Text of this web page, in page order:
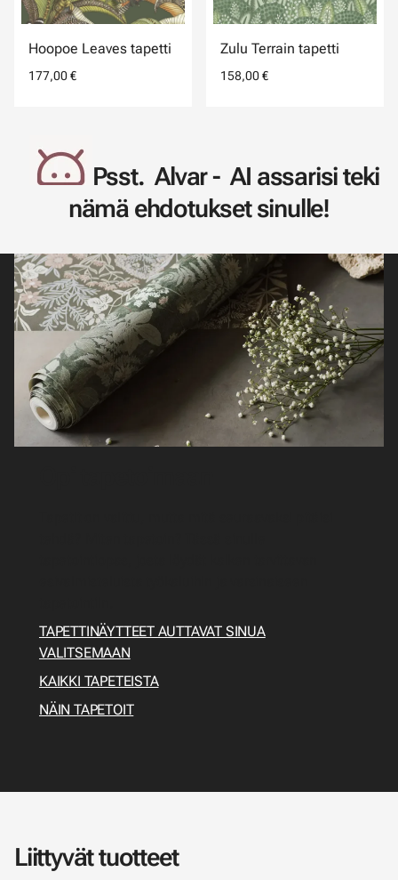
Hoopoe Leaves tapetti
177,00 €
Zulu Terrain tapetti
158,00 €
Psst. Alvar - AI assarisi teki
nämä ehdotukset sinulle!
TAPETTINÄYTTEET AUTTAVAT SINUA
VALITSEMAAN
KAIKKI TAPETEISTA
NÄIN TAPETOIT
Liittyvät tuotteet